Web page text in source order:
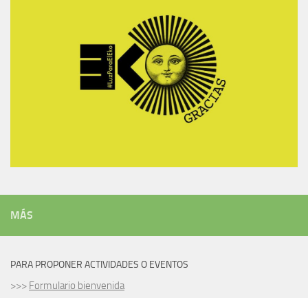
MÁS
PARA PROPONER ACTIVIDADES O EVENTOS
>>> Formulario bienvenida